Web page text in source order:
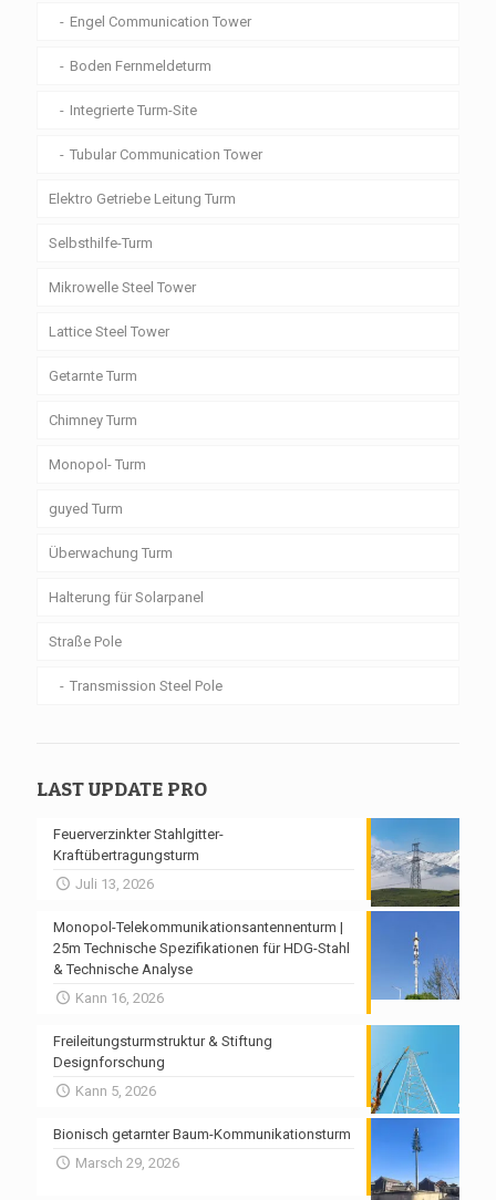
Engel Communication Tower
Boden Fernmeldeturm
Integrierte Turm-Site
Tubular Communication Tower
Elektro Getriebe Leitung Turm
Selbsthilfe-Turm
Mikrowelle Steel Tower
Lattice Steel Tower
Getarnte Turm
Chimney Turm
Monopol- Turm
guyed Turm
Überwachung Turm
Halterung für Solarpanel
Straße Pole
Transmission Steel Pole
LAST UPDATE PRO
Feuerverzinkter Stahlgitter-
Kraftübertragungsturm
Juli 13, 2026
Monopol-Telekommunikationsantennenturm |
25m Technische Spezifikationen für HDG-Stahl
& Technische Analyse
Kann 16, 2026
Freileitungsturmstruktur & Stiftung
Designforschung
Kann 5, 2026
Bionisch getarnter Baum-Kommunikationsturm
Marsch 29, 2026